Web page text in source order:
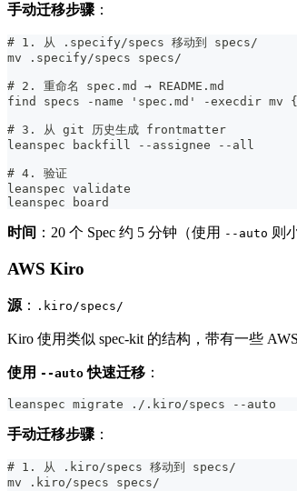
手动迁移步骤 ：
# 1. 从 .specify/specs 移动到 specs/
mv .specify/specs specs/
# 2. 重命名 spec.md → README.md
find specs -name 'spec.md' -execdir mv {}
# 3. 从 git 历史生成 frontmatter
leanspec backfill --assignee --all
# 4. 验证
leanspec validate
leanspec board
时间 ：20 个 Spec 约 5 分钟（使用 --auto 则
AWS Kiro
源 ： .kiro/specs/
Kiro 使用类似 spec-kit 的结构，带有一些
使用 --auto 快速迁移 ：
leanspec migrate ./.kiro/specs --auto
手动迁移步骤 ：
# 1. 从 .kiro/specs 移动到 specs/
mv .kiro/specs specs/